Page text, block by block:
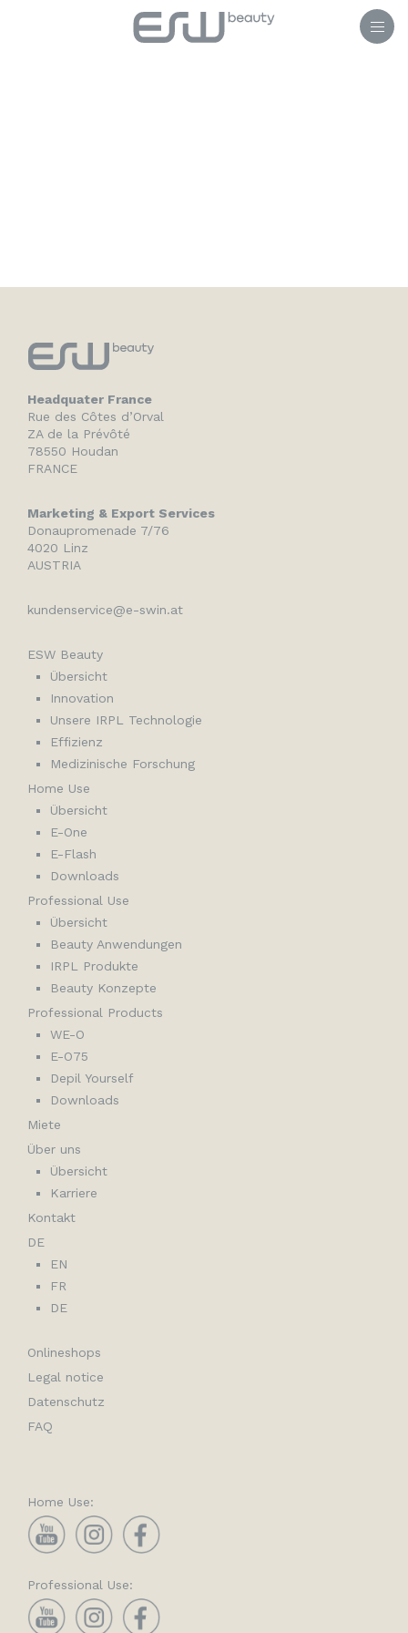
Headquater France
Rue des Côtes d’Orval
ZA de la Prévôté
78550 Houdan
FRANCE
Marketing & Export Services
Donaupromenade 7/76
4020 Linz
AUSTRIA
kundenservice@e-swin.at
ESW Beauty
Übersicht
Innovation
Unsere IRPL Technologie
Effizienz
Medizinische Forschung
Home Use
Übersicht
E-One
E-Flash
Downloads
Professional Use
Übersicht
Beauty Anwendungen
IRPL Produkte
Beauty Konzepte
Professional Products
WE-O
E-O75
Depil Yourself
Downloads
Miete
Über uns
Übersicht
Karriere
Kontakt
DE
EN
FR
DE
Onlineshops
Legal notice
Datenschutz
FAQ
Home Use:
YouTube Instagram
Professional Use:
YouTube Instagram